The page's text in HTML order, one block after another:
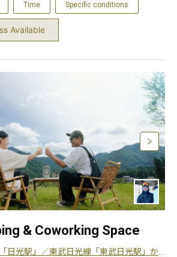
Time Specific conditions
Available
& Coworking Space
線「東武日光駅」から中禅寺温泉方面行きのバス乗車約9分、「裏見の滝入口」下車、徒歩約9分、車の場合は清滝ICから約4分